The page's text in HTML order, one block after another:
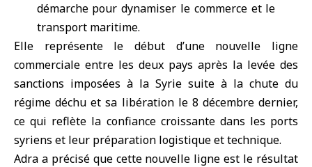
démarche pour dynamiser le commerce et le
transport maritime.
Elle représente le début d’une nouvelle ligne
commerciale entre les deux pays après la levée des
sanctions imposées à la Syrie suite à la chute du
régime déchu et sa libération le 8 décembre dernier,
ce qui reflète la confiance croissante dans les ports
syriens et leur préparation logistique et technique.
Adra a précisé que cette nouvelle ligne est le résultat